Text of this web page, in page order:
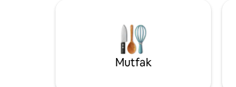
mikrodalga fırın, 16 kişilik yemek masası
ve genel mutfak gereçleri
bulunmaktadır. YATAK TAKIMI VE BANYO
HAVLUSU GETİRMEK GEREKLİDİR.
Mutfak